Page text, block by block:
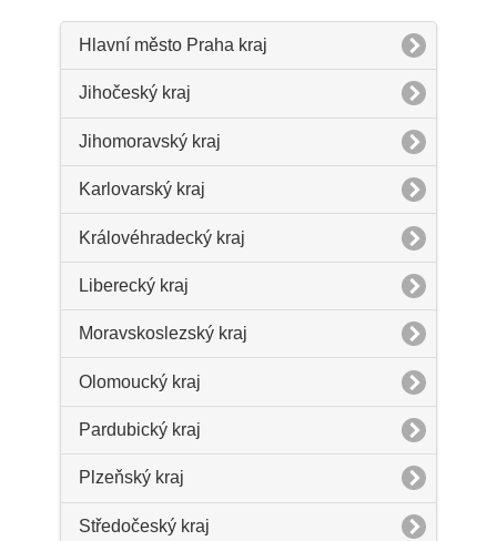
Hlavní město Praha kraj
Jihočeský kraj
Jihomoravský kraj
Karlovarský kraj
Královéhradecký kraj
Liberecký kraj
Moravskoslezský kraj
Olomoucký kraj
Pardubický kraj
Plzeňský kraj
Středočeský kraj